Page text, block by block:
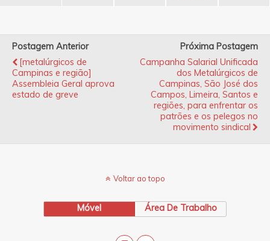
Postagem Anterior
[metalúrgicos de
Campinas e região]
Assembleia Geral aprova
estado de greve
Próxima Postagem
Campanha Salarial Unificada
dos Metalúrgicos de
Campinas, São José dos
Campos, Limeira, Santos e
regiões, para enfrentar os
patrões e os pelegos no
movimento sindical
Voltar ao topo
Móvel Área De Trabalho